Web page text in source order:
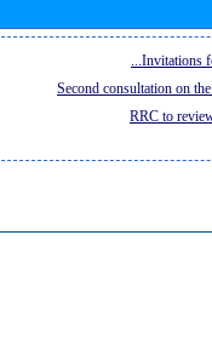
Invitations
Second consultation on
RRC to